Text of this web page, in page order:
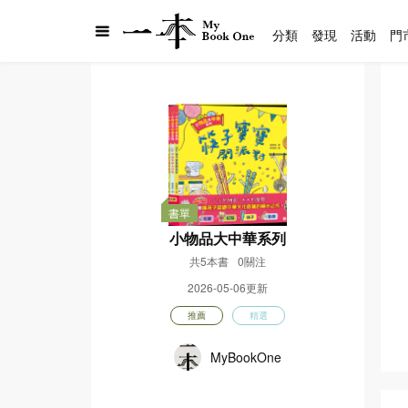
書單
小物品大中華系列
共5本書 0關注
2026-05-06更新
推薦 精選
MyBookOne
分類 發現 活動 門